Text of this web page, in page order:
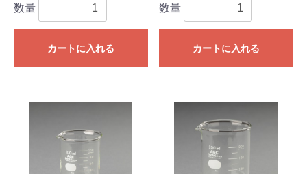
数量
カートに入れる
数量
カートに入れる